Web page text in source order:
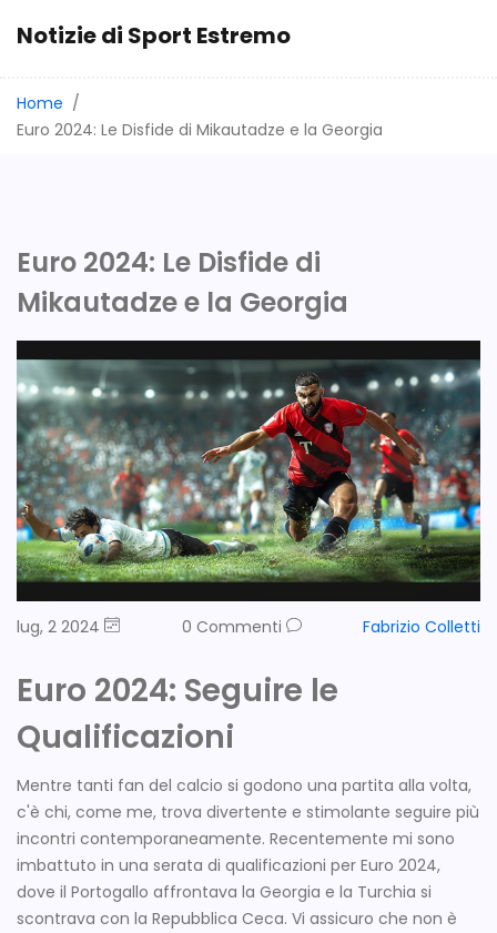
Notizie di Sport Estremo
Home
Euro 2024: Le Disfide di Mikautadze e la Georgia
Euro 2024: Le Disfide di
Mikautadze e la Georgia
lug, 2 2024 0 Commenti Fabrizio Colletti
Euro 2024: Seguire le
Qualificazioni
Mentre tanti fan del calcio si godono una partita alla volta,
c'è chi, come me, trova divertente e stimolante seguire più
incontri contemporaneamente. Recentemente mi sono
imbattuto in una serata di qualificazioni per Euro 2024,
dove il Portogallo affrontava la Georgia e la Turchia si
scontrava con la Repubblica Ceca. Vi assicuro che non è